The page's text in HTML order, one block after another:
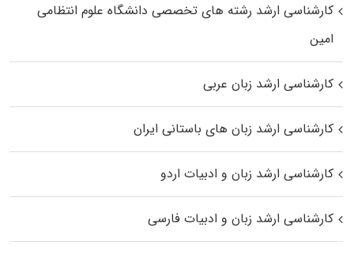
کارشناسی ارشد رﺷﺘﻪ ﻫﺎی تخصصی داﻧﺸﮕﺎه ﻋﻠﻮم انتظامی
اﻣﻴﻦ
کارشناسی ارشد زبان عربی
کارشناسی ارشد زبان‌ های باستانی ایران
کارشناسی ارشد زبان و ادبیات اردو
کارشناسی ارشد زبان و ادبیات فارسی